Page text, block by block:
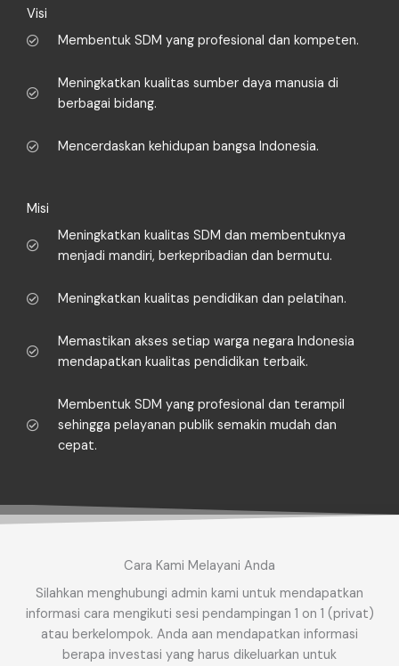
Visi
Membentuk SDM yang profesional dan kompeten.
Meningkatkan kualitas sumber daya manusia di
berbagai bidang.
Mencerdaskan kehidupan bangsa Indonesia.
Misi
Meningkatkan kualitas SDM dan membentuknya
menjadi mandiri, berkepribadian dan bermutu.
Meningkatkan kualitas pendidikan dan pelatihan.
Memastikan akses setiap warga negara Indonesia
mendapatkan kualitas pendidikan terbaik.
Membentuk SDM yang profesional dan terampil
sehingga pelayanan publik semakin mudah dan
cepat.
Cara Kami Melayani Anda
Silahkan menghubungi admin kami untuk mendapatkan
informasi cara mengikuti sesi pendampingan 1 on 1 (privat)
atau berkelompok. Anda aan mendapatkan informasi
berapa investasi yang harus dikeluarkan untuk